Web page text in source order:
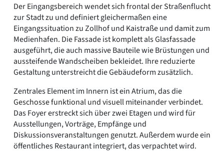
Der Eingangsbereich wendet sich frontal der Straßenflucht
zur Stadt zu und definiert gleichermaßen eine
Eingangssituation zu Zollhof und Kaistraße und damit zum
Medienhafen. Die Fassade ist komplett als Glasfassade
ausgeführt, die auch massive Bauteile wie Brüstungen und
aussteifende Wandscheiben bekleidet. Ihre reduzierte
Gestaltung unterstreicht die Gebäudeform zusätzlich.
Zentrales Element im Innern ist ein Atrium, das die
Geschosse funktional und visuell miteinander verbindet.
Das Foyer erstreckt sich über zwei Etagen und wird für
Ausstellungen, Vorträge, Empfänge und
Diskussionsveranstaltungen genutzt. Außerdem wurde ein
öffentliches Restaurant integriert, das verpachtet wird.